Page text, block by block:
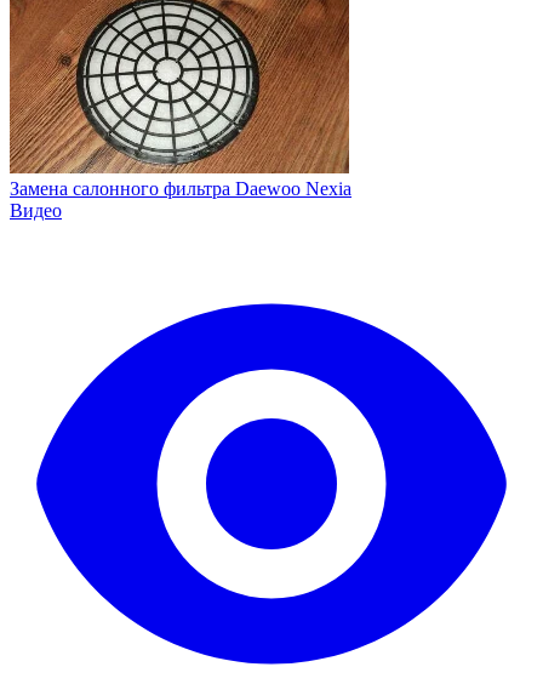
Замена салонного фильтра Daewoo Nexia
Видео